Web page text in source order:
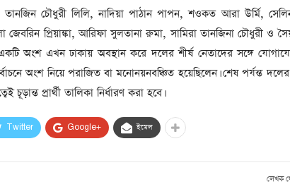
তানজিন চৌধুরী লিলি, নাদিয়া পাঠান পাপন, শওকত আরা উর্মি,
জেবরিন প্রিয়াঙ্কা, আরিফা সুলতানা রুমা, সামিরা তানজিনা চৌধুরী ও
অংশ এখন ঢাকায় অবস্থান করে দলের শীর্ষ নেতাদের সঙ্গে
অংশ নিয়ে পরাজিত বা মনোনয়নবঞ্চিত হয়েছিলেন। শেষ পর্যন্ত দলের
চূড়ান্ত প্রার্থী তালিকা নির্ধারণ করা হবে।
Twitter Google+ ইমেল
লেখক